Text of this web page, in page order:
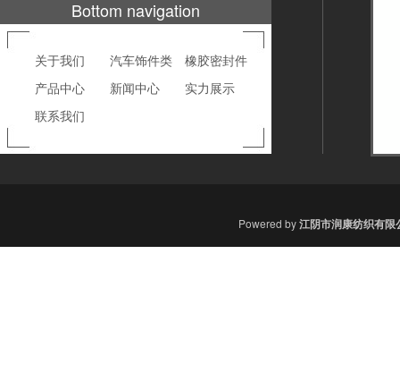
Bottom navigation
关于我们 汽车饰件类
橡胶密封件
产品中心
新闻中心
实力展示
联系我们
Powered by江阴市润康纺织有限